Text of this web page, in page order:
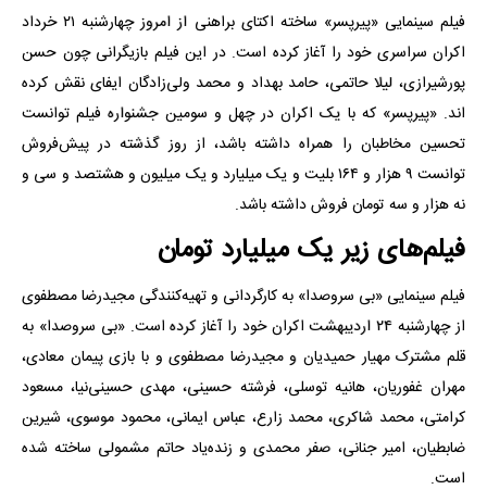
فیلم سینمایی «پیرپسر» ساخته اکتای براهنی از امروز چهارشنبه ۲۱ خرداد
اکران سراسری خود را آغاز کرده است. در این فیلم بازیگرانی چون حسن
پورشیرازی، لیلا حاتمی، حامد بهداد و محمد ولی‌زادگان ایفای نقش کرده
اند. «پیرپسر» که با یک اکران در چهل و سومین جشنواره فیلم توانست
تحسین مخاطبان را همراه داشته باشد، از روز گذشته در پیش‌فروش
توانست ۹ هزار و ۱۶۴ بلیت و یک میلیارد و یک میلیون و هشتصد و سی و
نه هزار و سه تومان فروش داشته باشد.
فیلم‌های زیر یک میلیارد تومان
فیلم سینمایی «بی سروصدا» به کارگردانی و تهیه‌کنندگی مجیدرضا مصطفوی
از چهارشنبه ۲۴ اردیبهشت اکران خود را آغاز کرده است. «بی سروصدا» به
قلم مشترک مهیار حمیدیان و مجیدرضا مصطفوی و با بازی پیمان معادی،
مهران غفوریان، هانیه توسلی، فرشته حسینی، مهدی حسینی‌نیا، مسعود
کرامتی، محمد شاکری، محمد زارع، عباس ایمانی، محمود موسوی، شیرین
ضابطیان، امیر جنانی، صفر محمدی و زنده‌یاد حاتم مشمولی ساخته شده
است.